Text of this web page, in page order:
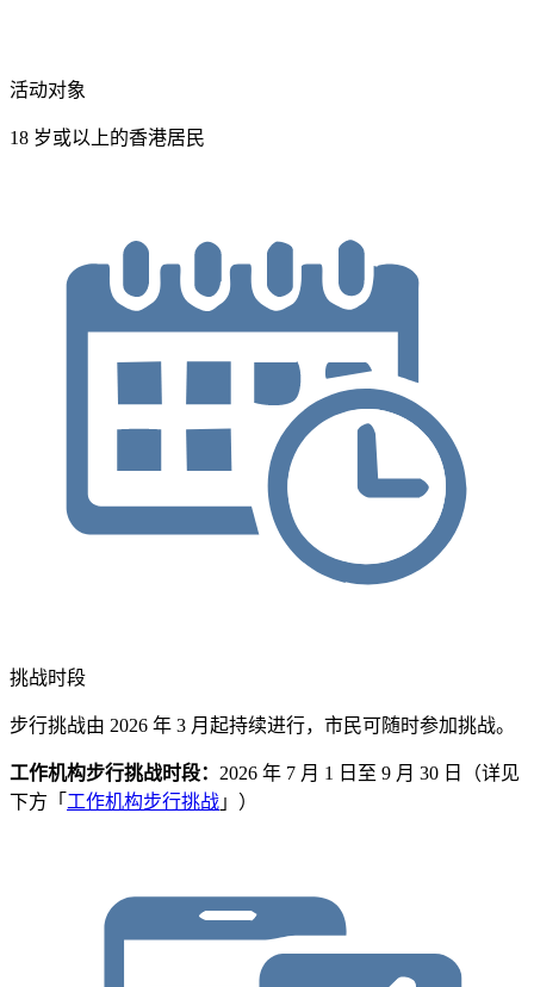
活动对象
18 岁或以上的香港居民
挑战时段
步行挑战由 2026 年 3 月起持续进行，市民可随时参加挑战。
工作机构步行挑战时段： 2026 年 7 月 1 日至 9 月 30 日（详见
下方「 工作机构步行挑战 」）